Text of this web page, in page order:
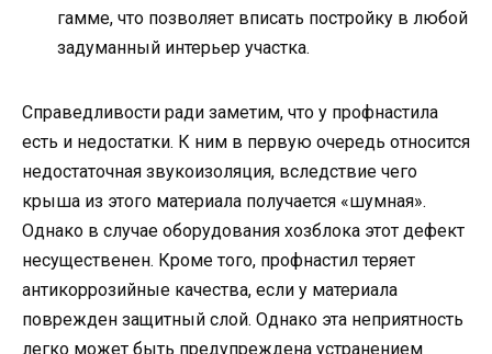
гамме, что позволяет вписать постройку в любой
задуманный интерьер участка.
Справедливости ради заметим, что у профнастила
есть и недостатки. К ним в первую очередь относится
недостаточная звукоизоляция, вследствие чего
крыша из этого материала получается «шумная».
Однако в случае оборудования хозблока этот дефект
несущественен. Кроме того, профнастил теряет
антикоррозийные качества, если у материала
поврежден защитный слой. Однако эта неприятность
легко может быть предупреждена устранением